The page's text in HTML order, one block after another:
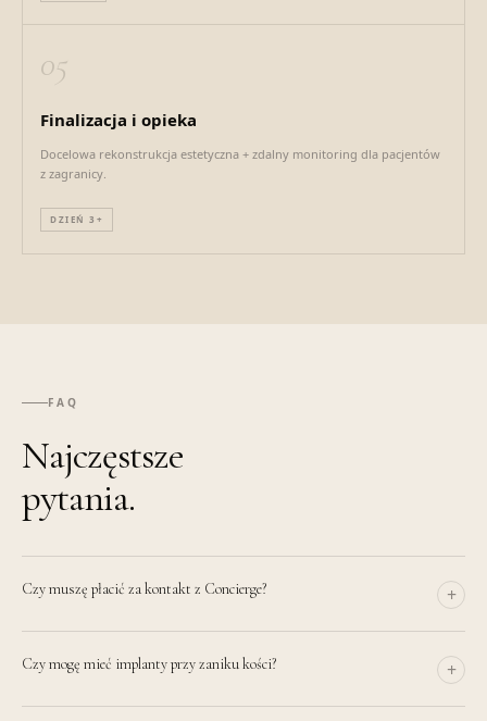
05
Finalizacja i opieka
Docelowa rekonstrukcja estetyczna + zdalny monitoring dla pacjentów
z zagranicy.
DZIEŃ 3+
FAQ
Najczęstsze
pytania.
Czy muszę płacić za kontakt z Concierge? +
całkowicie bezpłatne i bez zobowiązań.
Czy mogę mieć implanty przy zaniku kości? +